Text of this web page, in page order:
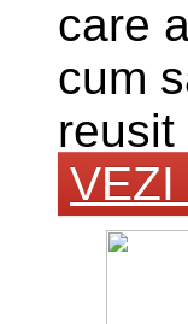
care
cum
VEZI